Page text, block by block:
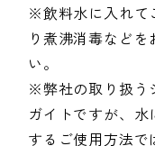
※飲料水に入れて
り煮沸消毒など
い。
※弊社の取り扱う
ガイトですが、
するご使用方法で